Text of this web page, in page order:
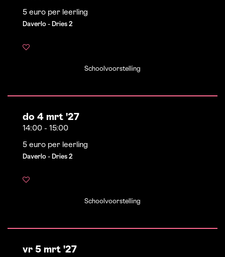
5 euro per leerling
Daverlo - Dries 2
Schoolvoorstelling
do 4 mrt '27
14:00 - 15:00
5 euro per leerling
Daverlo - Dries 2
Schoolvoorstelling
vr 5 mrt '27